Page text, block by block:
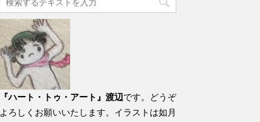
『ハート・トゥ・アート』渡辺です。どうぞ
よろしくお願いいたします。イラストは如月